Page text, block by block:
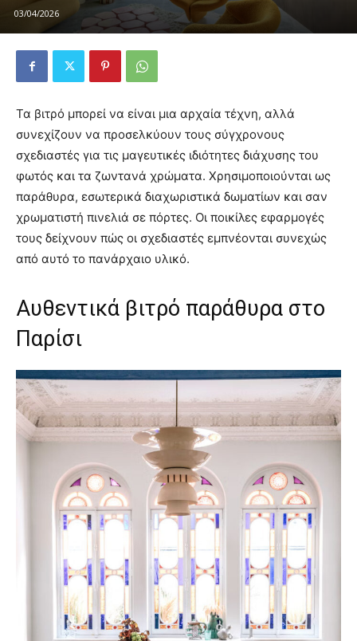
03/04/2026
Τα βιτρό μπορεί να είναι μια αρχαία τέχνη, αλλά
συνεχίζουν να προσελκύουν τους σύγχρονους
σχεδιαστές για τις μαγευτικές ιδιότητες διάχυσης του
φωτός και τα ζωντανά χρώματα. Χρησιμοποιούνται ως
παράθυρα, εσωτερικά διαχωριστικά δωματίων και σαν
χρωματιστή πινελιά σε πόρτες. Οι ποικίλες εφαρμογές
τους δείχνουν πώς οι σχεδιαστές εμπνέονται συνεχώς
από αυτό το πανάρχαιο υλικό.
Αυθεντικά βιτρό παράθυρα στο
Παρίσι